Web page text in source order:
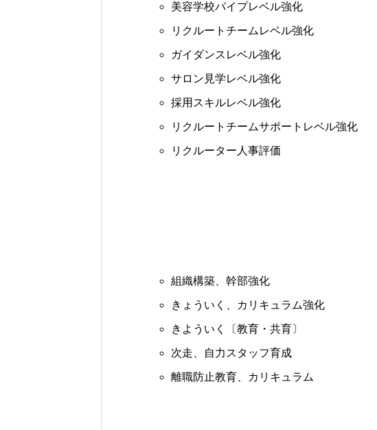
美容学校パイプレベル強化
リクルートチームレベル強化
ガイダンスレベル強化
サロン見学レベル強化
採用スキルレベル強化
リクルートチームサポートレベル強化
リクルーター人事評価
組織構築、幹部強化
きょういく、カリキュラム強化
きよういく〔教育・共育〕
次走、自力スタッフ育成
離職防止教育、カリキュラム